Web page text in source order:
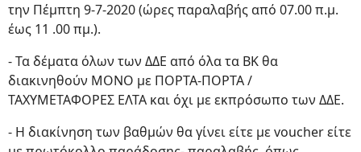
την Πέμπτη 9-7-2020 (ώρες παραλαβής από 07.00 π.μ.
έως 11 .00 πμ.).
- Τα δέματα όλων των ΔΔΕ από όλα τα ΒΚ θα
διακινηθούν ΜΟΝΟ με ΠΟΡΤΑ-ΠΟΡΤΑ /
ΤΑΧΥΜΕΤΑΦΟΡΕΣ ΕΛΤΑ και όχι με εκπρόσωπο των ΔΔΕ.
- Η διακίνηση των βαθμών θα γίνει είτε με voucher είτε